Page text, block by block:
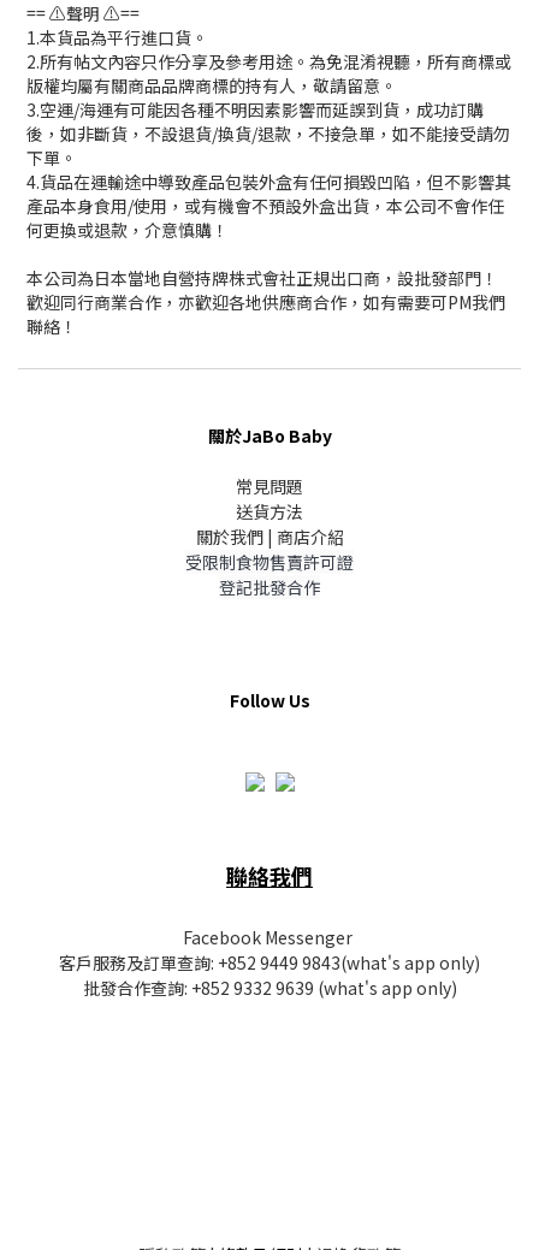
== ⚠️聲明 ⚠️==
1.本貨品為平行進口貨。
2.所有帖文內容只作分享及參考用途。為免混淆視聽，所有商標或
版權均屬有關商品品牌商標的持有人，敬請留意。
3.空運/海運有可能因各種不明因素影響而延誤到貨，成功訂購
後，如非斷貨，不設退貨/換貨/退款，不接急單，如不能接受請勿
下單。
4.貨品在運輸途中導致產品包裝外盒有任何損毀凹陷，但不影響其
產品本身食用/使用，或有機會不預設外盒出貨，本公司不會作任
何更換或退款，介意慎購！
本公司為日本當地自營持牌株式會社正規出口商，設批發部門！
歡迎同行商業合作，亦歡迎各地供應商合作，如有需要可PM我們
聯絡！
關於JaBo Baby
常見問題
送貨方法
關於我們 | 商店介紹
受限制食物售賣許可證
登記批發合作
Follow Us
聯絡我們
Facebook Messenger
客戶服務及訂單查詢: +852 9449 9843(what's app only)
批發合作查詢: +852 9332 9639 (what's app only)